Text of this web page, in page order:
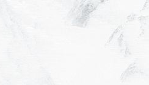
Radstadt/​Altenmarkt